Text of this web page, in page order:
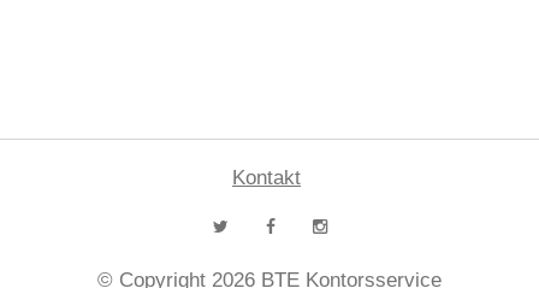
Kontakt
© Copyright 2026 BTE Kontorsservice